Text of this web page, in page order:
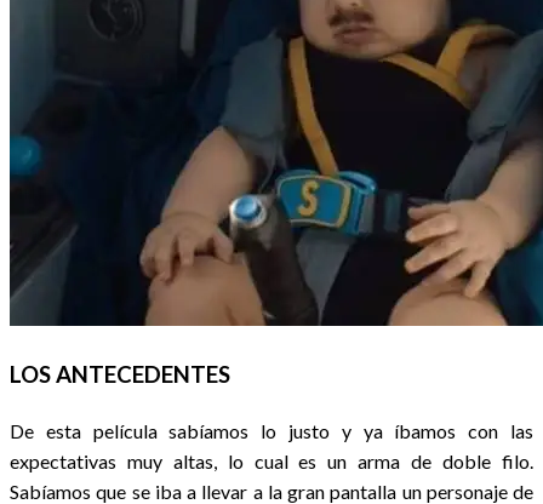
LOS ANTECEDENTES
De esta película sabíamos lo justo y ya íbamos con las
expectativas muy altas, lo cual es un arma de doble filo.
Sabíamos que se iba a llevar a la gran pantalla un personaje de